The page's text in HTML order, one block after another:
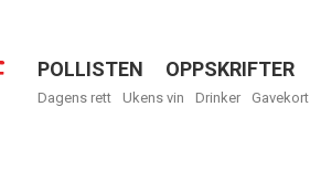
Menu
POLLISTEN OPPSKRIFTER
Dagens rett Ukens vin Drinker Gavekort